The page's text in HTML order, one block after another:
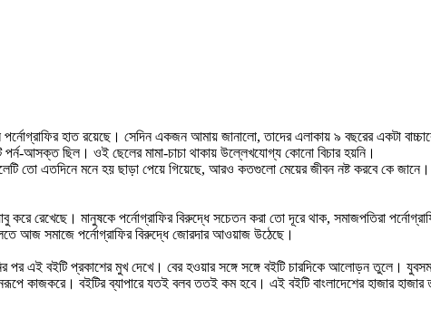
হাত রয়েছে। সেদিন একজন আমায় জানালো, তাদের এলাকায় ৯ বছরের একটা
আসক্ত ছিল। ওই ছেলের মামা-চাচা থাকায় উল্লেখযোগ্য কোনো বিচার হয়নি।
তো এতদিনে মনে হয় ছাড়া পেয়ে গিয়েছে, আরও কতগুলো মেয়ের জীবন নষ্ট করবে কে
রেখেছে। মানুষকে পর্নোগ্রাফির বিরুদ্ধে সচেতন করা তো দূরে থাক, সমাজপতিরা
আজ সমাজে পর্নোগ্রাফির বিরুদ্ধে জোরদার আওয়াজ উঠেছে।
পর এই বইটি প্রকাশের মুখ দেখে। বের হওয়ার সঙ্গে সঙ্গে বইটি চারদিকে আলোড়ন তুলে।
কাজকরে। বইটির ব্যাপারে যতই বলব ততই কম হবে। এই বইটি বাংলাদেশের হাজার